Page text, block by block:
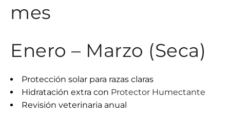
mes
Enero – Marzo (Seca)
Protección solar para razas claras
Hidratación extra con Protector Humectante
Revisión veterinaria anual